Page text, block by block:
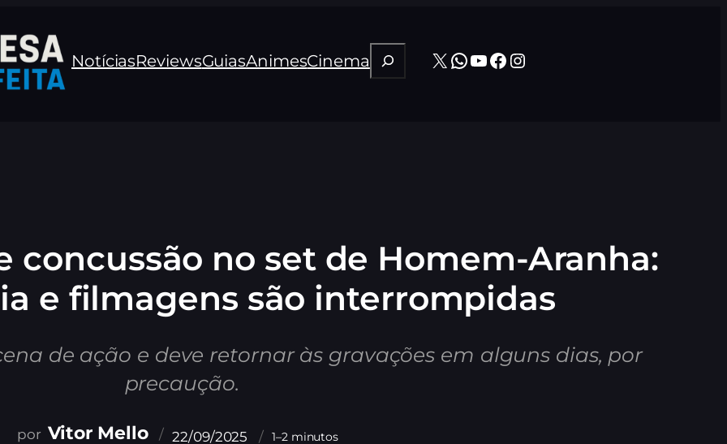
NotíciasReviewsGuiasAnimesCinema Pesquisar
X WhatsApp
Youtube
Facebook
Instagram
concussão no set de Homem-Aranha:
e filmagens são interrompidas
de ação e deve retornar às gravações em alguns dias, por
precaução.
Vitor Mello 22/09/2025 1–2 minutos